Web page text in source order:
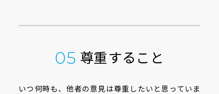
05 尊重すること
いつ何時も、他者の意見は尊重したいと思っていま